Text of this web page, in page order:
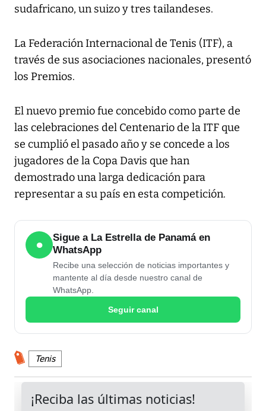
sudafricano, un suizo y tres tailandeses.
La Federación Internacional de Tenis (ITF), a
través de sus asociaciones nacionales, presentó
los Premios.
El nuevo premio fue concebido como parte de
las celebraciones del Centenario de la ITF que
se cumplió el pasado año y se concede a los
jugadores de la Copa Davis que han
demostrado una larga dedicación para
representar a su país en esta competición.
●
Sigue a La Estrella de Panamá en
WhatsApp
Recibe una selección de noticias importantes y
mantente al día desde nuestro canal de
WhatsApp.
Seguir canal
Tenis